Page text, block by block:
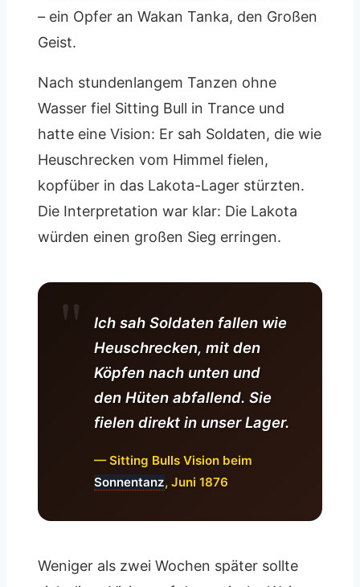
– ein Opfer an Wakan Tanka, den Großen
Geist.
Nach stundenlangem Tanzen ohne
Wasser fiel Sitting Bull in Trance und
hatte eine Vision: Er sah Soldaten, die wie
Heuschrecken vom Himmel fielen,
kopfüber in das Lakota-Lager stürzten.
Die Interpretation war klar: Die Lakota
würden einen großen Sieg erringen.
Ich sah Soldaten fallen wie
Heuschrecken, mit den
Köpfen nach unten und
den Hüten abfallend. Sie
fielen direkt in unser Lager.
— Sitting Bulls Vision beim
Sonnentanz, Juni 1876
Weniger als zwei Wochen später sollte